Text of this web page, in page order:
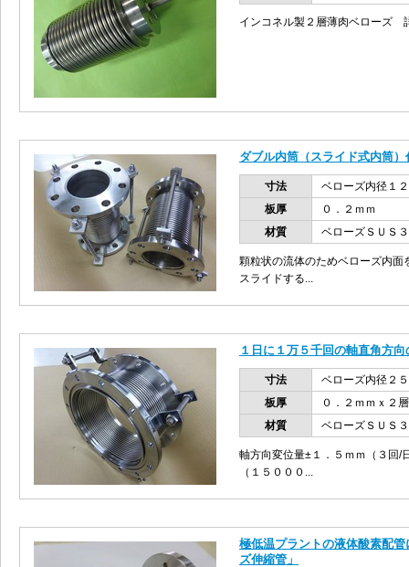
インコネル製２層薄肉ベローズ
ダブル内筒（スライド式内筒
寸法
ベローズ内径
板厚
０．２ｍｍ
材質
ベローズＳＵＳ
顆粒状の流体のためベローズ内
スライドする...
１日に１万５千回の軸直角方
寸法
ベローズ内径
板厚
０．２ｍｍｘ２層
材質
ベローズＳＵＳ
軸方向変位量±１．５ｍｍ（３回/
（１５０００...
極低温プラントの液体酸素配
ズ伸縮管」